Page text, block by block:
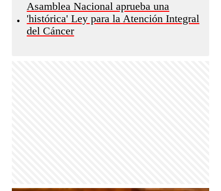
•
Asamblea Nacional aprueba una
'histórica' Ley para la Atención Integral
del Cáncer